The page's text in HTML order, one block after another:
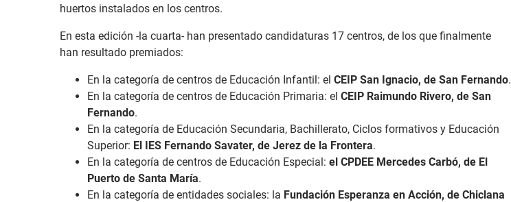
huertos instalados en los centros.
En esta edición -la cuarta- han presentado candidaturas 17 centros, de los que finalmente
han resultado premiados:
En la categoría de centros de Educación Infantil: el CEIP San Ignacio, de San Fernando.
En la categoría de centros de Educación Primaria: el CEIP Raimundo Rivero, de San
Fernando.
En la categoría de Educación Secundaria, Bachillerato, Ciclos formativos y Educación
Superior: El IES Fernando Savater, de Jerez de la Frontera.
En la categoría de centros de Educación Especial: el CPDEE Mercedes Carbó, de El
Puerto de Santa María.
En la categoría de entidades sociales: la Fundación Esperanza en Acción, de Chiclana